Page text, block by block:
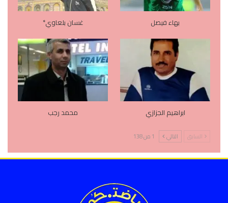
بهاء فيصل غسان بلعاوي*
ابراهيم الجزازي محمد رجب
السابق التالي 1 من 138